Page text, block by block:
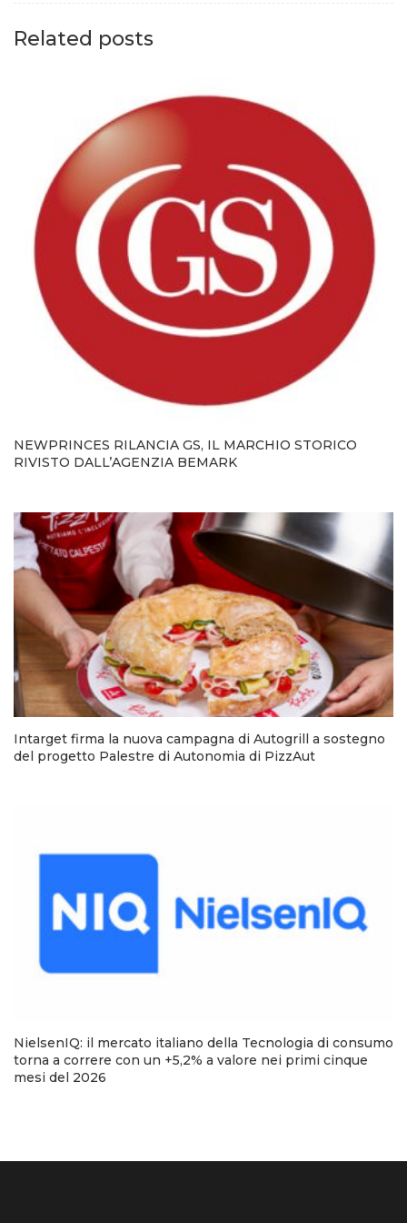
Related posts
NEWPRINCES RILANCIA GS, IL MARCHIO STORICO
RIVISTO DALL’AGENZIA BEMARK
Intarget firma la nuova campagna di Autogrill a sostegno
del progetto Palestre di Autonomia di PizzAut
NielsenIQ: il mercato italiano della Tecnologia di consumo
torna a correre con un +5,2% a valore nei primi cinque
mesi del 2026